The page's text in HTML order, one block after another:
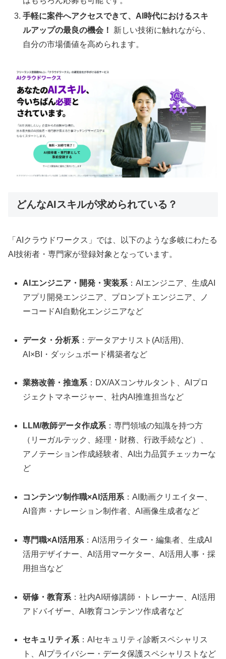
手軽に案件へアクセスできて、AI時代におけるスキ
ルアップの最良の機会！
新しい技術に触れながら、
自分の市場価値を高められます。
どんなAIスキルが求められている？
「AIクラウドワークス」では、以下のような多岐にわたる
AI技術者・専門家が登録対象となっています。
AIエンジニア・開発・実装系 ：AIエンジニア、生成AI
アプリ開発エンジニア、プロンプトエンジニア、ノ
ーコードAI自動化エンジニアなど
データ・分析系 ：データアナリスト(AI活用)、
AI×BI・ダッシュボード構築者など
業務改善・推進系：DX/AXコンサルタント、AIプロ
ジェクトマネージャー、社内AI推進担当など
LLM/教師データ作成系 ：専門領域の知識を持つ方
（リーガルテック、経理・財務、行政手続など）、
アノテーション作成経験者、AI出力品質チェッカーな
ど
コンテンツ制作職×AI活用系 ：AI動画クリエイター、
AI音声・ナレーション制作者、AI画像生成者など
専門職×AI活用系 ：AI活用ライター・編集者、生成AI
活用デザイナー、AI活用マーケター、AI活用人事・採
用担当など
研修・教育系 ：社内AI研修講師・トレーナー、AI活用
アドバイザー、AI教育コンテンツ作成者など
セキュリティ系：AIセキュリティ診断スペシャリス
ト、AIプライバシー・データ保護スペシャリストなど